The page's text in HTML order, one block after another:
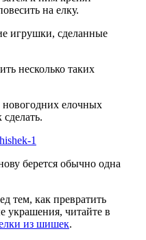
на елку.
игрушки, сделанные
несколько таких
елочных
берется обычно одна
тем, как превратить
украшения, читайте в
из шишек.